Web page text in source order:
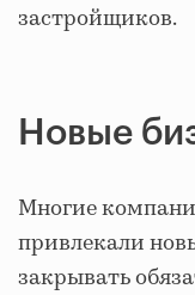
застройщиков.
Новые
Многие
привлекали
закрывать